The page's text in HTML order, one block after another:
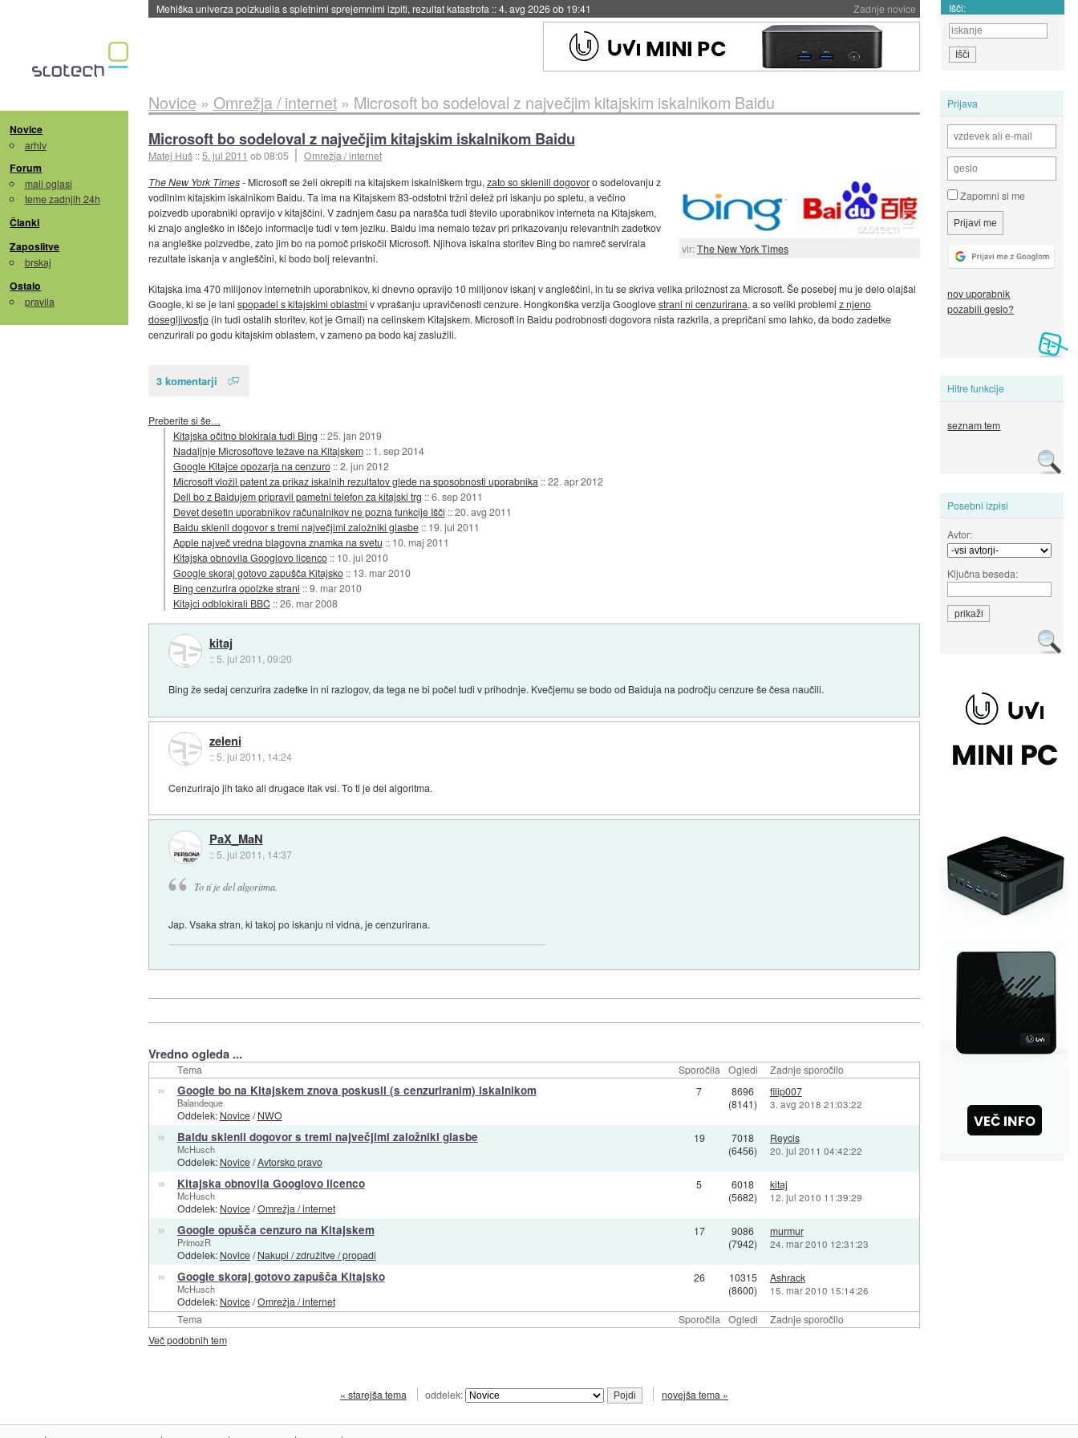
Zadnje novice
Mehiška univerza poizkusila s spletnimi sprejemnimi izpiti, rezultat katastrofa ::4. avg 2026 ob 19:41 Išči:
Novice
arhiv
Forum
mali oglasi
teme zadnjih 24h
Članki
Zaposlitve
brskaj
Ostalo
pravila
Prijava
Zapomni si me
nov uporabnik
pozabili geslo?
Hitre funkcije
seznam tem
Posebni izpisi
Avtor:
Ključna beseda:
Novice » Omrežja / internet» Microsoft bo sodeloval z največjim kitajskim iskalnikom Baidu
Microsoft bo sodeloval z največjim kitajskim iskalnikom Baidu
Matej Huš ::5. jul 2011 ob 08:05 Omrežja / internet
vir:The New York Times
The New York Times- Microsoft se želi okrepiti na kitajskem iskalniškem trgu, zato so sklenili dogovoro sodelovanju z
vodilnim kitajskim iskalnikom Baidu. Ta ima na Kitajskem 83-odstotni tržni delež pri iskanju po spletu, a večino
poizvedb uporabniki opravijo v kitajščini. V zadnjem času pa narašča tudi število uporabnikov interneta na Kitajskem,
ki znajo angleško in iščejo informacije tudi v tem jeziku. Baidu ima nemalo težav pri prikazovanju relevantnih zadetkov
na angleške poizvedbe, zato jim bo na pomoč priskočil Microsoft. Njihova iskalna storitev Bing bo namreč servirala
rezultate iskanja v angleščini, ki bodo bolj relevantni.
Kitajska ima 470 milijonov internetnih uporabnikov, ki dnevno opravijo 10 milijonov iskanj v angleščini, in tu se skriva velika priložnost za Microsoft. Še posebej mu je delo olajšal
Google, ki se je lani spopadel s kitajskimi oblastmi v vprašanju upravičenosti cenzure. Hongkonška verzija Googlovestrani ni cenzurirana, a so veliki problemi z njeno
dosegljivostjo(in tudi ostalih storitev, kot je Gmail) na celinskem Kitajskem. Microsoft in Baidu podrobnosti dogovora nista razkrila, a prepričani smo lahko, da bodo zadetke
cenzurirali po godu kitajskim oblastem, v zameno pa bodo kaj zaslužili.
3 komentarji
Preberite si še…
Kitajska očitno blokirala tudi Bing ::25. jan 2019
Nadaljnje Microsoftove težave na Kitajskem :: 1. sep 2014
Google Kitajce opozarja na cenzuro ::2. jun 2012
Microsoft vložil patent za prikaz iskalnih rezultatov glede na sposobnosti uporabnika ::22. apr 2012
Dell bo z Baidujem pripravil pametni telefon za kitajski trg ::6. sep 2011
Devet desetin uporabnikov računalnikov ne pozna funkcije Išči ::20. avg 2011
Baidu sklenil dogovor s tremi največjimi založniki glasbe :: 19. jul 2011
Apple največ vredna blagovna znamka na svetu :: 10. maj 2011
Kitajska obnovila Googlovo licenco :: 10. jul 2010
Google skoraj gotovo zapušča Kitajsko :: 13. mar 2010
Bing cenzurira opolzke strani ::9. mar 2010
Kitajci odblokirali BBC ::26. mar 2008
kitaj
:: 5. jul 2011, 09:20
Bing že sedaj cenzurira zadetke in ni razlogov, da tega ne bi počel tudi v prihodnje. Kvečjemu se bodo od Baiduja na področju cenzure še česa naučili.
zeleni
::5. jul 2011, 14:24
Cenzurirajo jih tako ali drugace itak vsi. To ti je del algoritma.
PaX_MaN
:: 5. jul 2011, 14:37
To ti je del algoritma.
Jap. Vsaka stran, ki takoj po iskanju ni vidna, je cenzurirana.
Vredno ogleda ...
Tema Sporočila Ogledi Zadnje sporočilo
Tema Sporočila Ogledi Zadnje sporočilo
» Google bo na Kitajskem znova poskusil (s cenzuriranim) iskalnikom
Balandeque
Oddelek: Novice/NWO
7
8696
(8141)
filip007
3. avg 2018 21:03:22
» Baidu sklenil dogovor s tremi največjimi založniki glasbe
McHusch
Oddelek: Novice/Avtorsko pravo
19
7018
(6456)
Reycis
20. jul 2011 04:42:22
» Kitajska obnovila Googlovo licenco
McHusch
Oddelek: Novice/Omrežja / internet
5
6018
(5682)
kitaj
12. jul 2010 11:39:29
» Google opušča cenzuro na Kitajskem
PrimozR
Oddelek: Novice/Nakupi / združitve / propadi
17
9086
(7942)
murmur
24. mar 2010 12:31:23
» Google skoraj gotovo zapušča Kitajsko
McHusch
Oddelek: Novice/Omrežja / internet
26
10315
(8600)
Ashrack
15. mar 2010 15:14:26
Več podobnih tem
« starejša tema oddelek: novejša tema »